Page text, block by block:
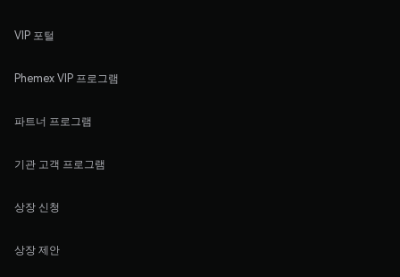
VIP 포털
Phemex VIP 프로그램
파트너 프로그램
기관 고객 프로그램
상장 신청
상장 제안